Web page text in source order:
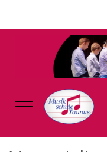
Warning: Undefined
/mnt/web605/e3/26/
Mobile Menu Toggle